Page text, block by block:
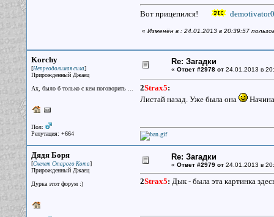
Вот прицепился!
« Изменён в : 24.01.2013 в 20:39:57
Korchy
[Непреодолимая сила]
Прирожденный Джаец
Ах, было б только с кем поговорить ...
Пол:
Репутация: +664
Re: Загадки
« Ответ #2978 от24.01.2013 в
2Strax5:
Листай назад. Уже была она
Дядя Боря
[Скелет Старого Кота]
Прирожденный Джаец
Дурка этот форум :)
Re: Загадки
« Ответ #2979 от24.01.2013 в
2Strax5: Дык - была эта картинка